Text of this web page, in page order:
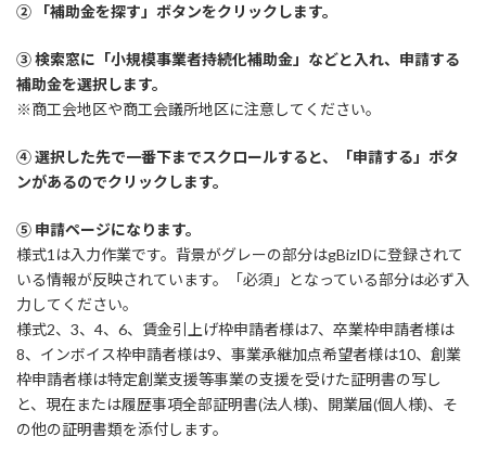
② 「補助金を探す」ボタンをクリックします。
③ 検索窓に「小規模事業者持続化補助金」などと入れ、申請する
補助金を選択します。
※商工会地区や商工会議所地区に注意してください。
④ 選択した先で一番下までスクロールすると、「申請する」ボタ
ンがあるのでクリックします。
⑤ 申請ページになります。
様式1は入力作業です。背景がグレーの部分はgBizIDに登録されて
いる情報が反映されています。「必須」となっている部分は必ず入
力してください。
様式2、3、4、6、賃金引上げ枠申請者様は7、卒業枠申請者様は
8、インボイス枠申請者様は9、事業承継加点希望者様は10、創業
枠申請者様は特定創業支援等事業の支援を受けた証明書の写し
と、現在または履歴事項全部証明書(法人様)、開業届(個人様)、そ
の他の証明書類を添付します。